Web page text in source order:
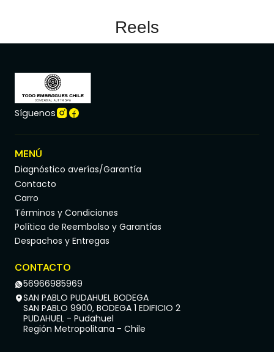
Reels
Síguenos
MENÚ
Diagnóstico averías/Garantía
Contacto
Carro
Términos y Condiciones
Política de Reembolso y Garantías
Despachos y Entregas
CONTACTO
56966985969
SAN PABLO PUDAHUEL BODEGA
SAN PABLO 9900, BODEGA 1 EDIFICIO 2
PUDAHUEL - Pudahuel
Región Metropolitana - Chile